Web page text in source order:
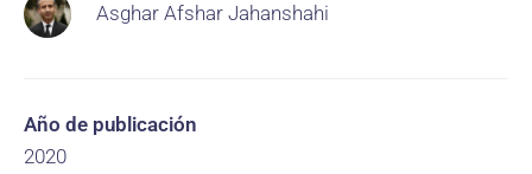
Asghar Afshar Jahanshahi
Año de publicación
2020